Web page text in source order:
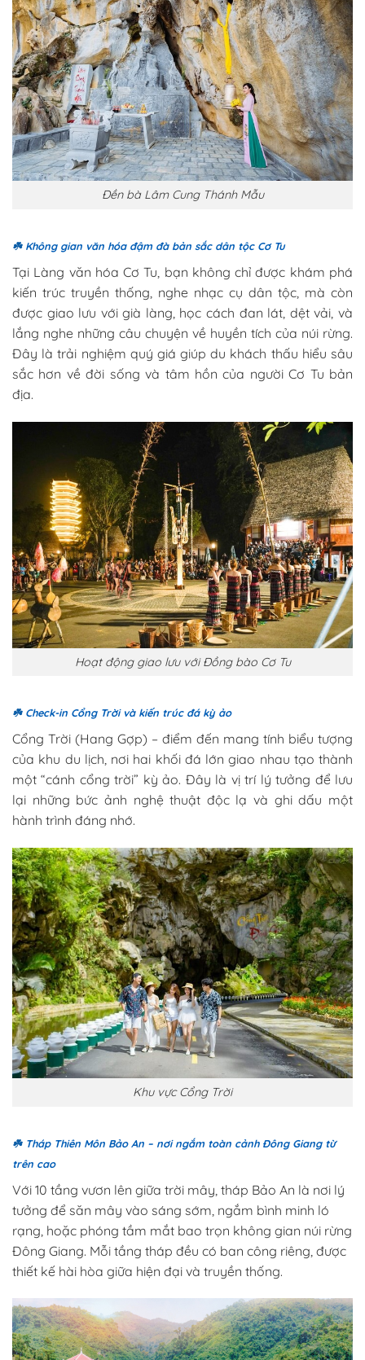
Đền bà Lâm Cung Thánh Mẫu
☘️ Không gian văn hóa đậm đà bản sắc dân tộc Cơ Tu
Tại Làng văn hóa Cơ Tu, bạn không chỉ được khám phá
kiến trúc truyền thống, nghe nhạc cụ dân tộc, mà còn
được giao lưu với già làng, học cách đan lát, dệt vải, và
lắng nghe những câu chuyện về huyền tích của núi rừng.
Đây là trải nghiệm quý giá giúp du khách thấu hiểu sâu
sắc hơn về đời sống và tâm hồn của người Cơ Tu bản
địa.
Hoạt động giao lưu với Đồng bào Cơ Tu
☘️ Check-in Cổng Trời và kiến trúc đá kỳ ảo
Cổng Trời (Hang Gợp) – điểm đến mang tính biểu tượng
của khu du lịch, nơi hai khối đá lớn giao nhau tạo thành
một “cánh cổng trời” kỳ ảo. Đây là vị trí lý tưởng để lưu
lại những bức ảnh nghệ thuật độc lạ và ghi dấu một
hành trình đáng nhớ.
Khu vực Cổng Trời
☘️ Tháp Thiên Môn Bảo An – nơi ngắm toàn cảnh Đông Giang từ
trên cao
Với 10 tầng vươn lên giữa trời mây, tháp Bảo An là nơi lý
tưởng để săn mây vào sáng sớm, ngắm bình minh ló
rạng, hoặc phóng tầm mắt bao trọn không gian núi rừng
Đông Giang. Mỗi tầng tháp đều có ban công riêng, được
thiết kế hài hòa giữa hiện đại và truyền thống.